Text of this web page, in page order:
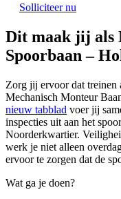
Solliciteer nu
Dit maak jij als
Spoorbaan –
Zorg jij ervoor dat
Mechanisch Monteur
nieuw tabblad voer jij
inspecties uit aan het
Noorderkwartier.
werk je niet alleen
ervoor te zorgen dat de
Wat ga je doen?